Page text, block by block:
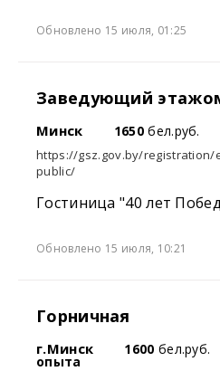
Обновлено 15 июля, 01:25
Заведующий
Минск 1650 бел.руб.
https://gsz.gov.by/registration/
public/
Гостиница "40 лет
Обновлено 15 июля, 10:21
Горничная
г.Минск 1600 бел.руб.
опыта